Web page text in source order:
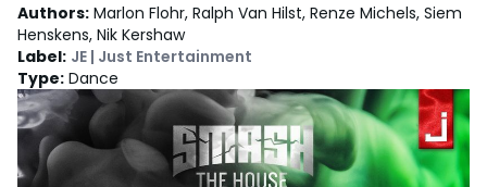
Authors: Marlon Flohr, Ralph Van Hilst, Renze Michels, Siem
Henskens, Nik Kershaw
Label: JE | Just Entertainment
Type: Dance